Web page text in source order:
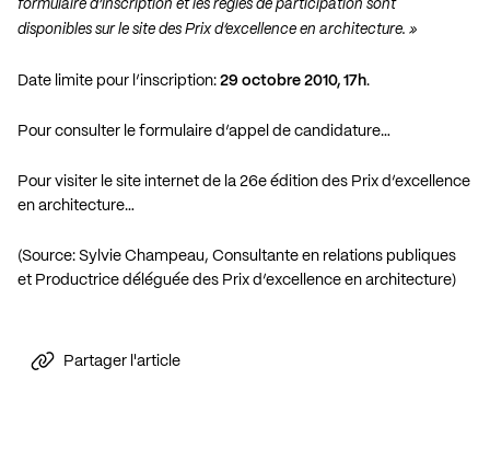
formulaire d’inscription et les règles de participation sont
disponibles sur le site des Prix d’excellence en architecture. »
Date limite pour l’inscription: 29 octobre 2010, 17h.
Pour consulter le formulaire d’appel de candidature…
Pour visiter le site internet de la 26e édition des Prix d’excellence
en architecture…
(Source: Sylvie Champeau, Consultante en relations publiques
et Productrice déléguée des Prix d’excellence en architecture)
Partager l'article